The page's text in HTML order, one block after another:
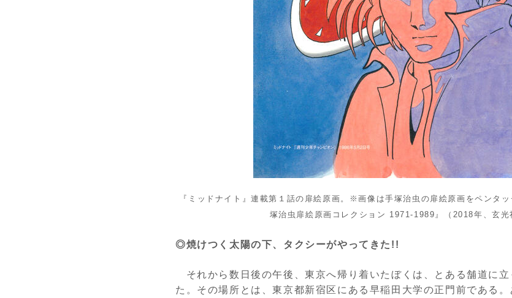
『ミッドナイト』連載第１話の扉絵原画。 ※画像は手塚治虫の扉絵原画をペンタ
塚治虫扉絵原画コレクション 1971-1989 』（ 2018年、玄光
◎焼けつく太陽の下、タクシーがやってきた!!
それから数日後の午後、東京へ帰り着いたぼくは、とある舗道に立
た。その場所とは、東京都新宿区にある早稲田大学の正門前である